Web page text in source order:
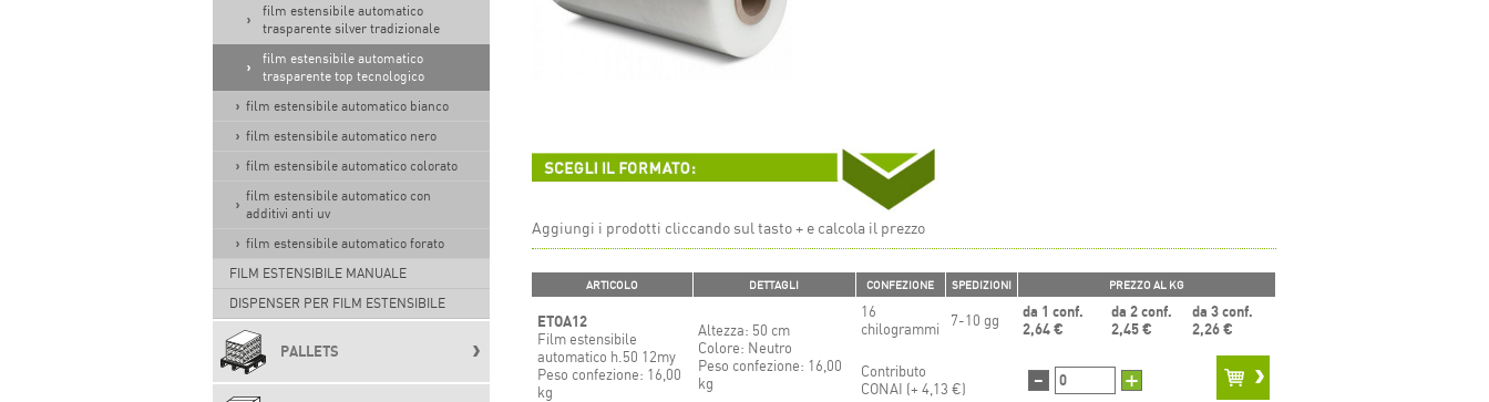
film estensibile automatico
trasparente silver tradizionale
film estensibile automatico
trasparente top tecnologico
film estensibile automatico bianco
film estensibile automatico nero
film estensibile automatico colorato
film estensibile automatico con
additivi anti uv
film estensibile automatico forato
FILM ESTENSIBILE MANUALE
DISPENSER PER FILM ESTENSIBILE
PALLETS
Aggiungi i prodotti cliccando sul tasto + e calcola il prezzo
ARTICOLO DETTAGLI CONFEZIONE SPEDIZIONI PREZZO AL KG
ETOA12
Film estensibile
automatico h.50 12my
Peso confezione: 16,00
kg
Altezza: 50 cm
Colore: Neutro
Peso confezione: 16,00
kg
16
chilogrammi
7-10 gg
da 1 conf.
2,64 €
da 2 conf.
2,45 €
da 3 conf.
2,26 €
Contributo
CONAI (+ 4,13 €) - +